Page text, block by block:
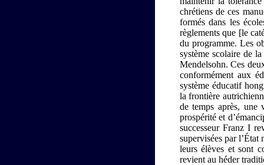
chrétiens de ces
formés dans les
règlements que [le
du programme. Les
système scolaire de
Mendelsohn. Ces
conformément aux
système éducatif
la frontière
de temps après, une
prospérité et
successeur Franz I
supervisées par
leurs élèves et sont
revient au héder